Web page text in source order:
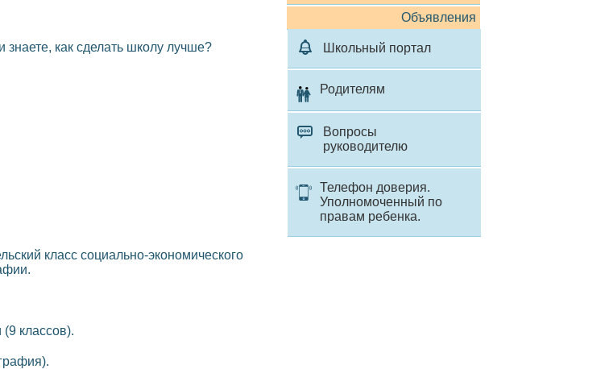
знаете, как сделать школу лучше?
класс социально-экономического
классов).
Объявления
Школьный портал
Родителям
Вопросы
руководителю
Телефон доверия.
Уполномоченный по
правам ребенка.